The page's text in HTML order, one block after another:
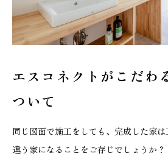
エスコネクトがこだわ
ついて
同じ図面で施工をしても、完成した家
違う家になることをご存じでしょうか？